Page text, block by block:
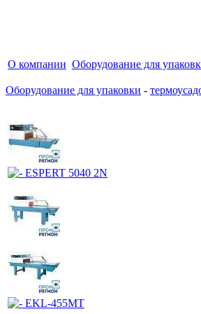
О компании Оборудование для
Оборудование для упаковки -